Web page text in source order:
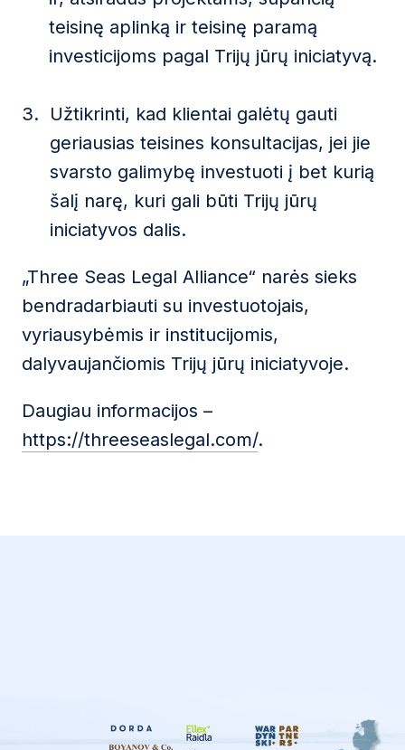
teisinę aplinką ir teisinę paramą
investicijoms pagal Trijų jūrų iniciatyvą.
Užtikrinti, kad klientai galėtų gauti
geriausias teisines konsultacijas, jei jie
svarsto galimybę investuoti į bet kurią
šalį narę, kuri gali būti Trijų jūrų
iniciatyvos dalis.
„Three Seas Legal Alliance“ narės sieks
bendradarbiauti su investuotojais,
vyriausybėmis ir institucijomis,
dalyvaujančiomis Trijų jūrų iniciatyvoje.
Daugiau informacijos –
https://threeseaslegal.com/.